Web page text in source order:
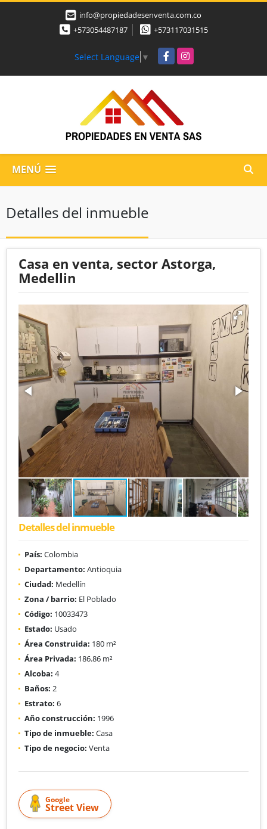
info@propiedadesenventa.com.co
+573054487187
+573117031515
Select Language ▼ FacebookInstagram
MENÚ
Detalles del inmueble
Casa en venta, sector Astorga,
Medellin
Detalles del inmueble
País: Colombia
Departamento: Antioquia
Ciudad: Medellín
Zona / barrio: El Poblado
Código: 10033473
Estado: Usado
Área Construida: 180 m²
Área Privada: 186.86 m²
Alcoba: 4
Baños: 2
Estrato: 6
Año construcción: 1996
Tipo de inmueble: Casa
Tipo de negocio: Venta
Google
Street View